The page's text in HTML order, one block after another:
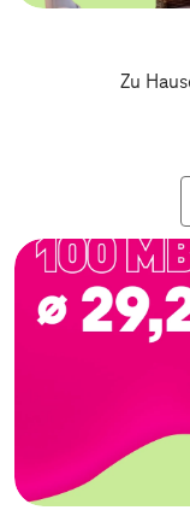
Zu